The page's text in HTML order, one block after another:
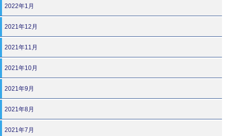
2022年1月
2021年12月
2021年11月
2021年10月
2021年9月
2021年8月
2021年7月